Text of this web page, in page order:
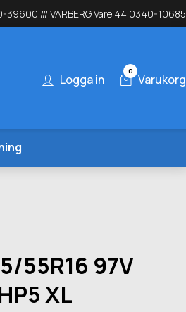
39600 /// VARBERG Vare 44 0340-10685
Logga in
0
Varukorg
55R16 97V
XL